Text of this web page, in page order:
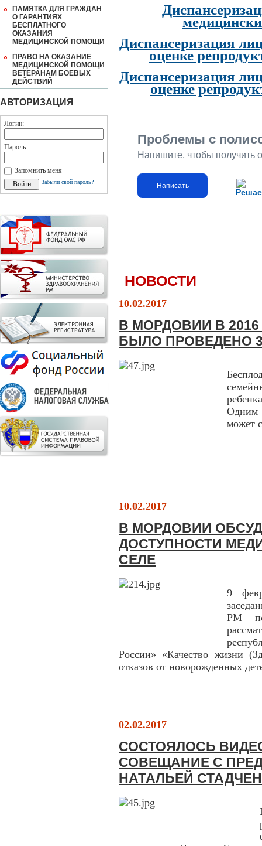
ПАМЯТКА ДЛЯ ГРАЖДАН
О ГАРАНТИЯХ
БЕСПЛАТНОГО
ОКАЗАНИЯ
МЕДИЦИНСКОЙ ПОМОЩИ
ПРАВО НА ОКАЗАНИЕ
МЕДИЦИНСКОЙ ПОМОЩИ
ВЕТЕРАНАМ БОЕВЫХ
ДЕЙСТВИЙ
АВТОРИЗАЦИЯ
Логин:
Пароль:
Запомнить меня
Забыли свой пароль?
Диспансеризация
оценке
Диспансеризация
оценке
Проблемы с
Напишите, чтобы получить
Написать
НОВОСТИ
10.02.2017
В МОРДОВИИ В
БЫЛО ПРОВЕДЕНО
Одним
может
10.02.2017
В МОРДОВИИ
ДОСТУПНОСТИ
СЕЛЕ
9
РМ по
России» «Качество жизни
отказов от новорожденных
02.02.2017
СОСТОЯЛОСЬ
СОВЕЩАНИЕ С
НАТАЛЬЕЙ